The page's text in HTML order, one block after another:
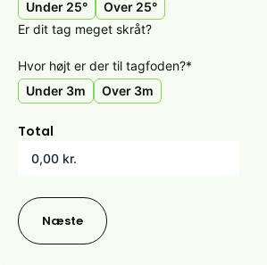
Under 25°
Over 25°
Er dit tag meget skråt?
Hvor højt er der til tagfoden?*
Under 3m
Over 3m
Total